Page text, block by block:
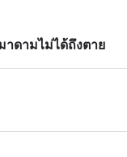
าดามไม่ได้ถึงตาย